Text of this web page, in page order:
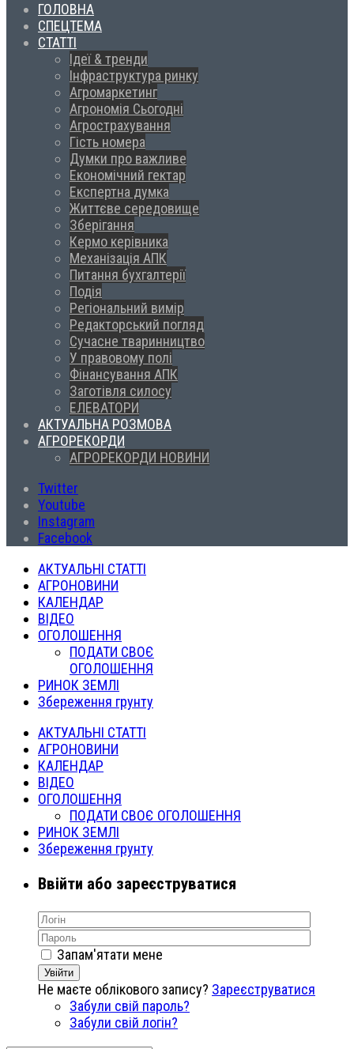
ГОЛОВНА
СПЕЦТЕМА
СТАТТІ
Ідеї & тренди
Інфраструктура ринку
Агромаркетинг
Агрономія Сьогодні
Агрострахування
Гість номера
Думки про важливе
Економічний гектар
Експертна думка
Життєве середовище
Зберігання
Кермо керівника
Механізація АПК
Питання бухгалтерії
Подія
Регіональний вимір
Редакторський погляд
Сучасне тваринництво
У правовому полі
Фінансування АПК
Заготівля силосу
ЕЛЕВАТОРИ
АКТУАЛЬНА РОЗМОВА
АГРОРЕКОРДИ
АГРОРЕКОРДИ НОВИНИ
Twitter
Youtube
Instagram
Facebook
АКТУАЛЬНІ СТАТТІ
АГРОНОВИНИ
КАЛЕНДАР
ВІДЕО
ОГОЛОШЕННЯ
ПОДАТИ СВОЄ
ОГОЛОШЕННЯ
РИНОК ЗЕМЛІ
Збереження грунту
АКТУАЛЬНІ СТАТТІ
АГРОНОВИНИ
КАЛЕНДАР
ВІДЕО
ОГОЛОШЕННЯ
ПОДАТИ СВОЄ ОГОЛОШЕННЯ
РИНОК ЗЕМЛІ
Збереження грунту
Ввійти або зареєструватися
Запам'ятати мене
Увійти
Не маєте облікового запису? Зареєструватися
Забули свій пароль?
Забули свій логін?